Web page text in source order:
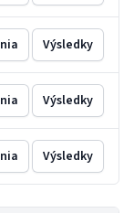
Výsledky
Výsledky
Výsledky